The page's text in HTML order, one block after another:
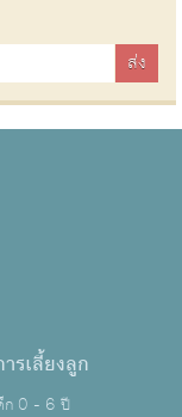
รเลี้ยงลูก
ก 0 - 6 ปี